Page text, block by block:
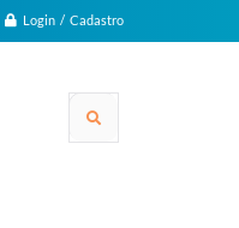
Login / Cadastro